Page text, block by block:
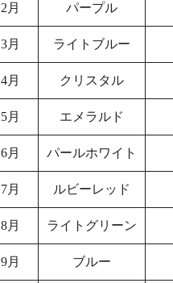
2月 パープル
3月 ライトブルー
4月 クリスタル
5月 エメラルド
6月 パールホワイト
7月 ルビーレッド
8月 ライトグリーン
9月 ブルー